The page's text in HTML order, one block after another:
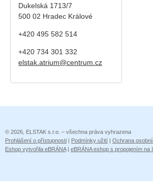
Dukelská 1713/7
500 02 Hradec Králové
+420 495 582 514
+420 734 301 332
elstak.atrium@centrum.cz
© 2026, ELSTAK s.r.o. – všechna práva vyhrazena
Prohlášení o přístupnosti | Podmínky užití | Ochrana
Eshop vytvořila eBRÁNA| eBRÁNA eshop s propojením na